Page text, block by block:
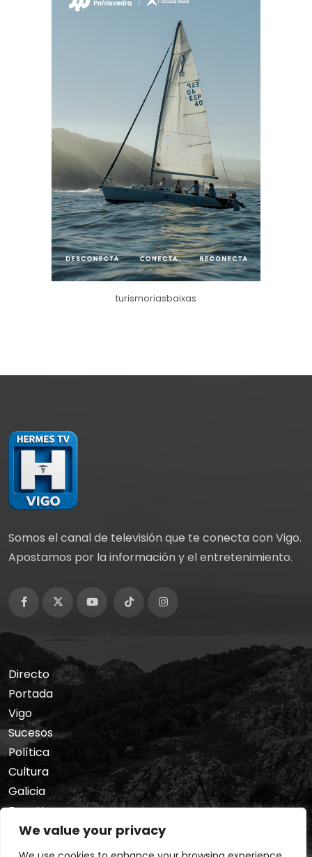
We value your privacy
turismoriasbaixas
Somos el canal de televisión que te conecta con Vigo.
Apostamos por la información y el entretenimiento.
Directo
Portada
Vigo
Sucesos
Política
Cultura
Galicia
Foro Hermes
Nosotros
Privacidad